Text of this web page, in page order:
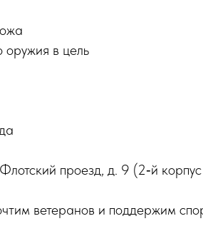
оружия в цель
Флотский проезд, д. 9 (2‑й
ветеранов и поддержим